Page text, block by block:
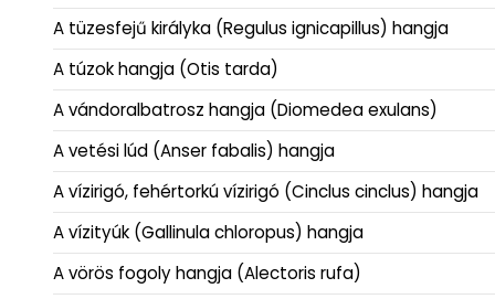
A tüzesfejű királyka (Regulus ignicapillus) hangja
A túzok hangja (Otis tarda)
A vándoralbatrosz hangja (Diomedea exulans)
A vetési lúd (Anser fabalis) hangja
A vízirigó, fehértorkú vízirigó (Cinclus cinclus) hangja
A vízityúk (Gallinula chloropus) hangja
A vörös fogoly hangja (Alectoris rufa)